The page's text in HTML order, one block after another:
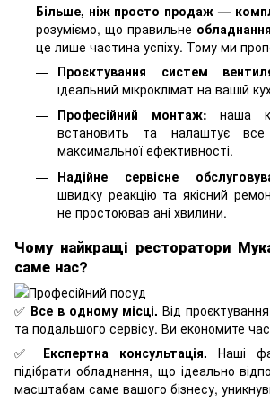
Більше, ніж просто продаж —
розуміємо, що правильне
це лише частина успіху. Тому ми
Проєктування систем
ідеальний мікроклімат на вашій
Професійний монтаж: наша
встановить та налаштує
максимальної ефективності.
Надійне сервісне
швидку реакцію та якісний
не простоював ані хвилини.
Чому найкращі ресторатори
саме нас?
✅ Все в одному місці. Від
та подальшого сервісу. Ви економите
✅ Експертна консультація. Наші
підібрати обладнання, що ідеально
масштабам саме вашого бізнесу,